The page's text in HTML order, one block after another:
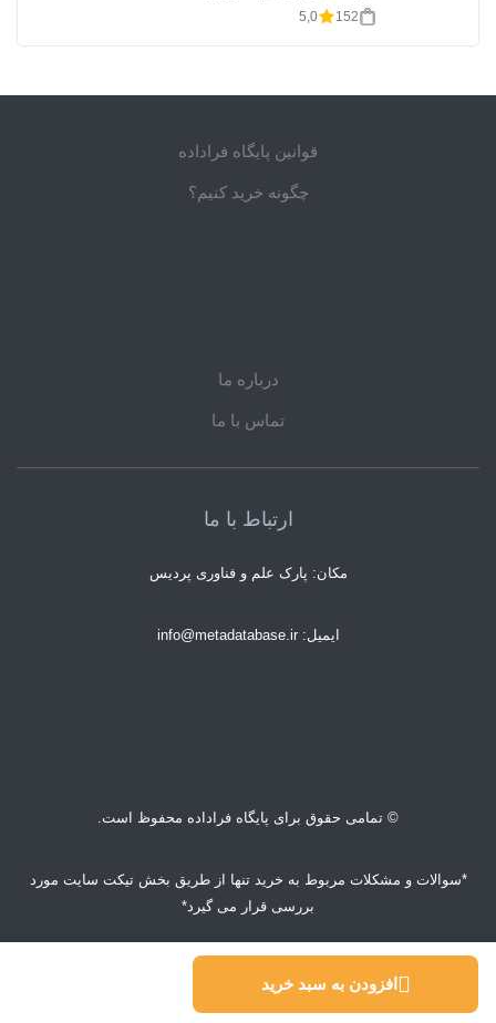
152
5,0
افزودن به سبد خرید
قوانین پایگاه فراداده
چگونه خرید کنیم؟
درباره ما
تماس با ما
ارتباط با ما
مکان: پارک علم و فناوری پردیس
ایمیل: info@metadatabase.ir
© تمامی حقوق برای پایگاه فراداده محفوظ است.
*سوالات و مشکلات مربوط به خرید تنها از طریق بخش تیکت سایت مورد
بررسی قرار می گیرد*
© تمام حقوق محفوظ است.